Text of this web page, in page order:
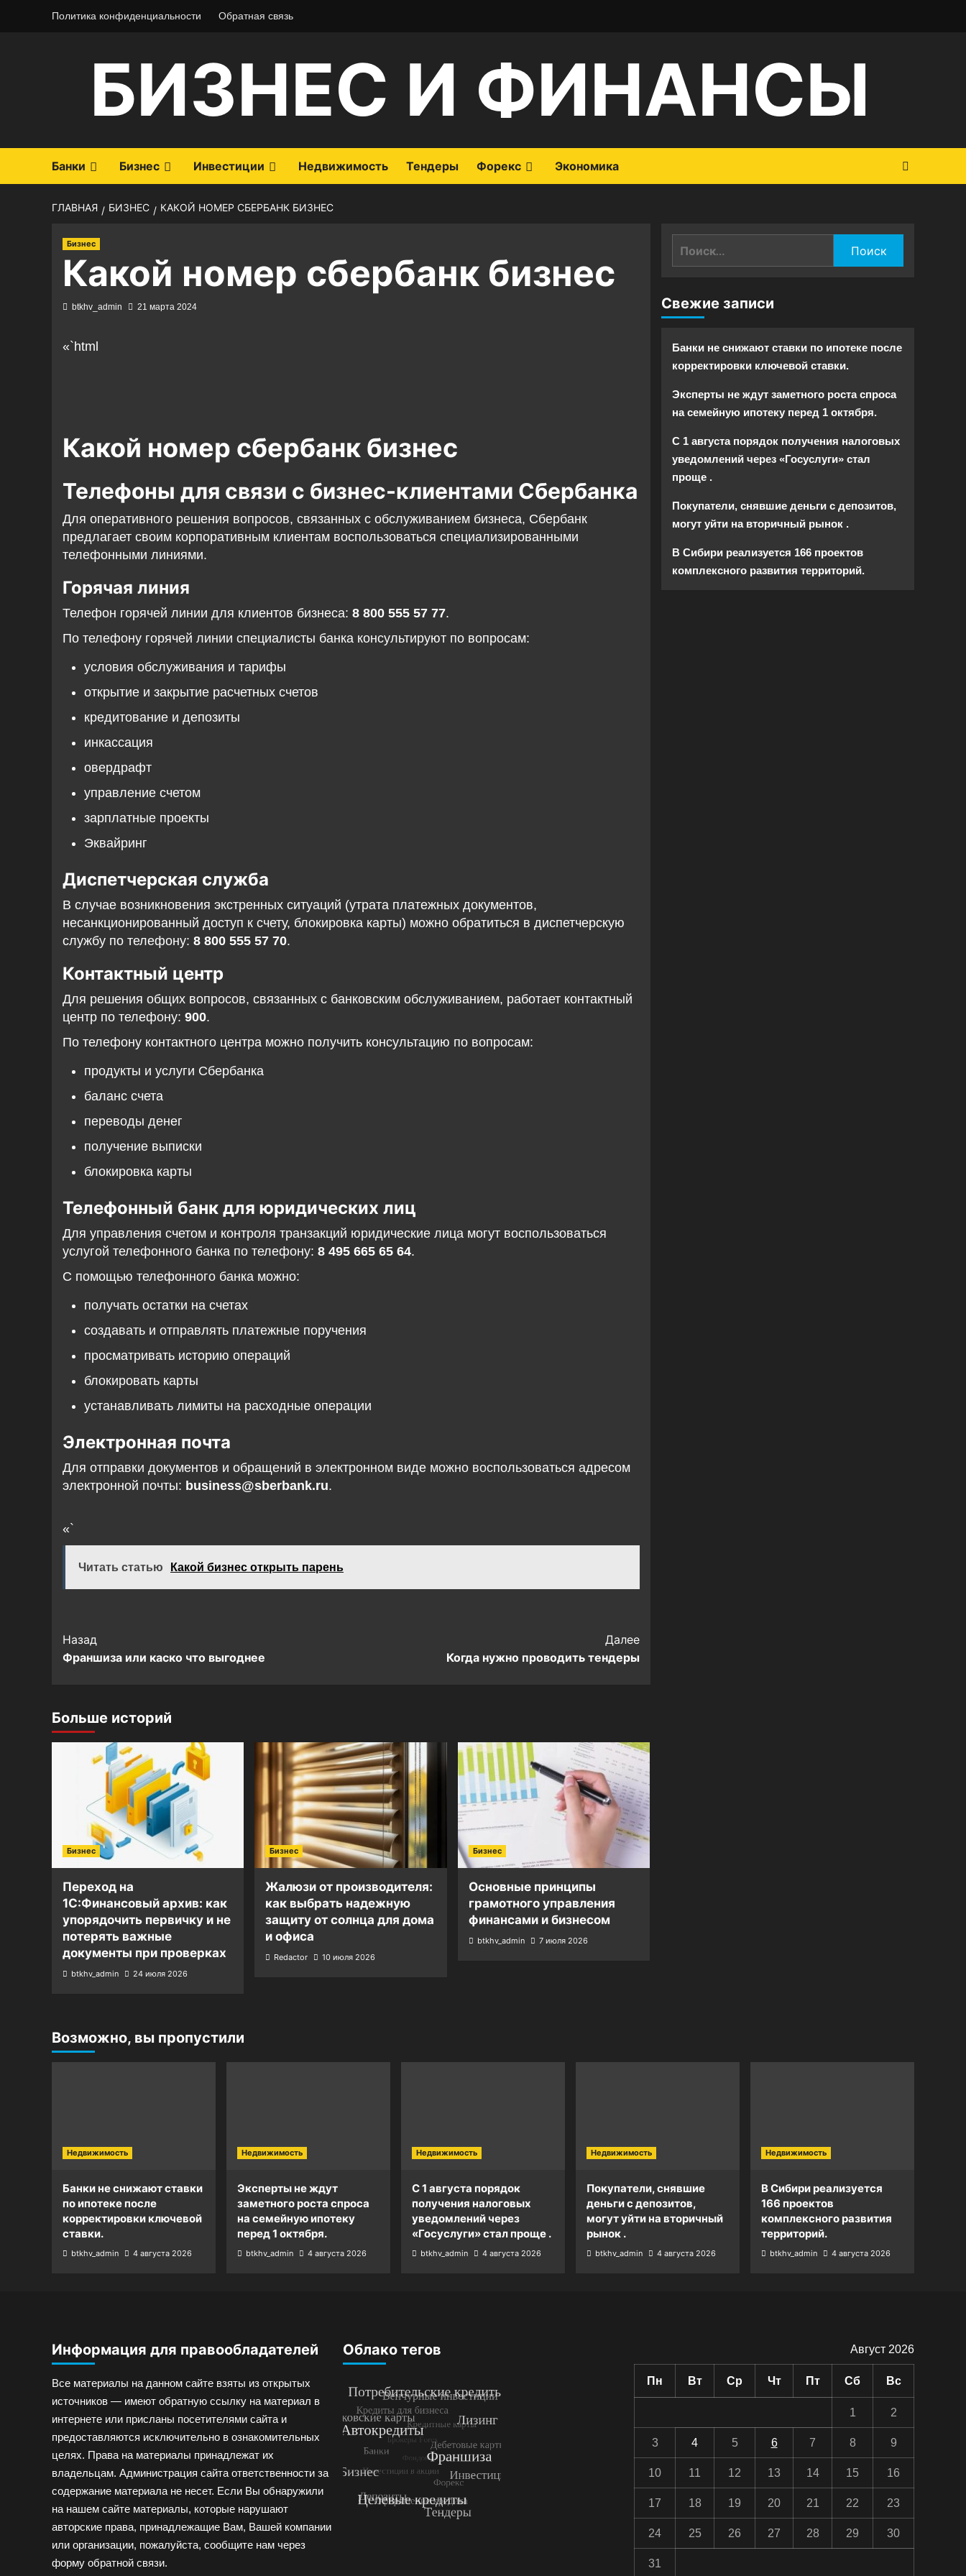
Политика конфиденциальности Обратная связь
БИЗНЕС И ФИНАНСЫ
Банки Бизнес Инвестиции Недвижимость Тендеры Форекс Экономика
ГЛАВНАЯ БИЗНЕС КАКОЙ НОМЕР СБЕРБАНК БИЗНЕС
Бизнес
Какой номер сбербанк бизнес
btkhv_admin 21 марта 2024
«`html
Какой номер сбербанк бизнес
Телефоны для связи с бизнес-клиентами Сбербанка
Для оперативного решения вопросов, связанных с обслуживанием бизнеса, Сбербанк
предлагает своим корпоративным клиентам воспользоваться специализированными
телефонными линиями.
Горячая линия
Телефон горячей линии для клиентов бизнеса: 8 800 555 57 77.
По телефону горячей линии специалисты банка консультируют по вопросам:
условия обслуживания и тарифы
открытие и закрытие расчетных счетов
кредитование и депозиты
инкассация
овердрафт
управление счетом
зарплатные проекты
Эквайринг
Диспетчерская служба
В случае возникновения экстренных ситуаций (утрата платежных документов,
несанкционированный доступ к счету, блокировка карты) можно обратиться в диспетчерскую
службу по телефону: 8 800 555 57 70.
Контактный центр
Для решения общих вопросов, связанных с банковским обслуживанием, работает контактный
центр по телефону: 900.
По телефону контактного центра можно получить консультацию по вопросам:
продукты и услуги Сбербанка
баланс счета
переводы денег
получение выписки
блокировка карты
Телефонный банк для юридических лиц
Для управления счетом и контроля транзакций юридические лица могут воспользоваться
услугой телефонного банка по телефону: 8 495 665 65 64.
С помощью телефонного банка можно:
получать остатки на счетах
создавать и отправлять платежные поручения
просматривать историю операций
блокировать карты
устанавливать лимиты на расходные операции
Электронная почта
Для отправки документов и обращений в электронном виде можно воспользоваться адресом
электронной почты: business@sberbank.ru.
«`
Читать статью Какой бизнес открыть парень
Post
Navigation
Назад
Франшиза или каско что выгоднее
Далее
Когда нужно проводить тендеры
Больше историй
Бизнес
Переход на
1С:Финансовый архив: как
упорядочить первичку и не
потерять важные
документы при проверках
btkhv_admin 24 июля 2026
Бизнес
Жалюзи от производителя:
как выбрать надежную
защиту от солнца для дома
и офиса
Redactor 10 июля 2026
Бизнес
Основные принципы
грамотного управления
финансами и бизнесом
btkhv_admin 7 июля 2026
Свежие записи
Банки не снижают ставки по ипотеке после
корректировки ключевой ставки.
Эксперты не ждут заметного роста спроса
на семейную ипотеку перед 1 октября.
С 1 августа порядок получения налоговых
уведомлений через «Госуслуги» стал
проще .
Покупатели, снявшие деньги с депозитов,
могут уйти на вторичный рынок .
В Сибири реализуется 166 проектов
комплексного развития территорий.
Возможно, вы пропустили
Недвижимость
Банки не снижают ставки
по ипотеке после
корректировки ключевой
ставки.
btkhv_admin 4 августа 2026
Недвижимость
Эксперты не ждут
заметного роста спроса
на семейную ипотеку
перед 1 октября.
btkhv_admin 4 августа 2026
Недвижимость
С 1 августа порядок
получения налоговых
уведомлений через
«Госуслуги» стал проще .
btkhv_admin 4 августа 2026
Недвижимость
Покупатели, снявшие
деньги с депозитов,
могут уйти на вторичный
рынок .
btkhv_admin 4 августа 2026
Недвижимость
В Сибири реализуется
166 проектов
комплексного развития
территорий.
btkhv_admin 4 августа 2026
Информация для правообладателей
Все материалы на данном сайте взяты из открытых
источников — имеют обратную ссылку на материал в
интернете или присланы посетителями сайта и
предоставляются исключительно в ознакомительных
целях. Права на материалы принадлежат их
владельцам. Администрация сайта ответственности за
содержание материала не несет. Если Вы обнаружили
на нашем сайте материалы, которые нарушают
авторские права, принадлежащие Вам, Вашей компании
или организации, пожалуйста, сообщите нам через
форму обратной связи.
Облако тегов Август 2026
Пн Вт Ср Чт Пт Сб Вс
1 2
3 4 5 6 7 8 9
10 11 12 13 14 15 16
17 18 19 20 21 22 23
24 25 26 27 28 29 30
31